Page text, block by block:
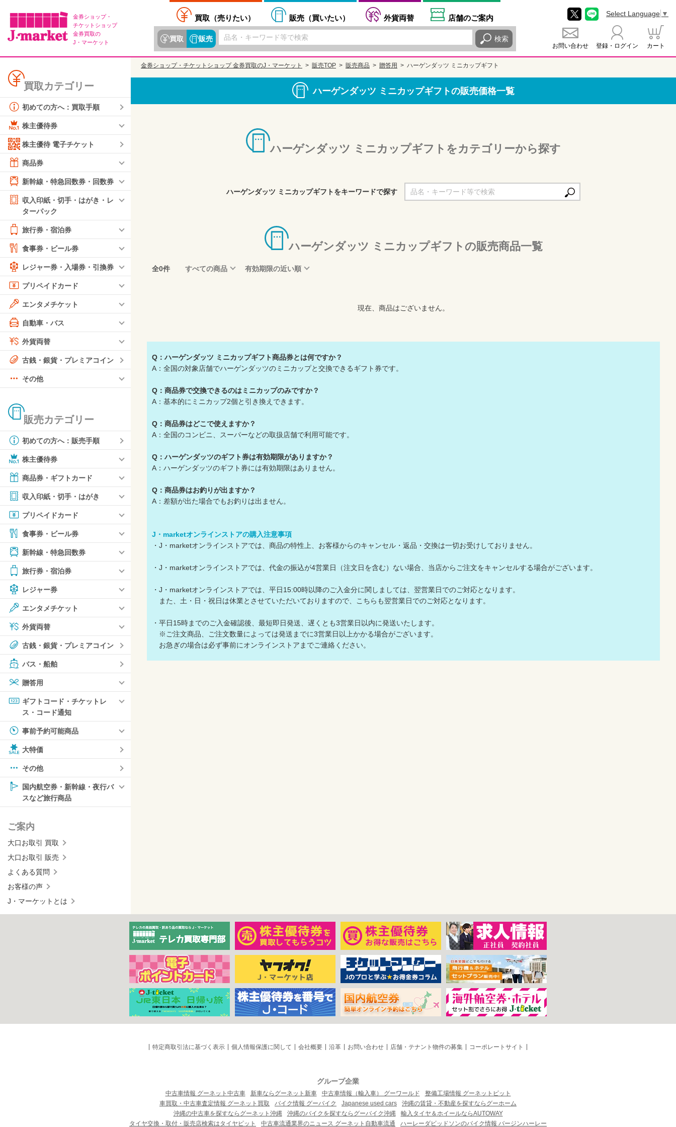
金券ショップ・
チケットショップ
金券買取の
J・マーケット
買取（売りたい） 販売（買いたい） 外貨両替 店舗のご案内
買取 販売 検索
お問い合わせ 登録・ログイン カート
Select Language ▼
買取カテゴリー
初めての方へ：買取手順
株主優待券
株主優待 電子チケット
商品券
新幹線・特急回数券・回数券
収入印紙・切手・はがき・レ
ターパック
旅行券・宿泊券
食事券・ビール券
レジャー券・入場券・引換券
プリペイドカード
エンタメチケット
自動車・バス
外貨両替
古銭・銀貨・プレミアコイン
その他
販売カテゴリー
初めての方へ：販売手順
株主優待券
商品券・ギフトカード
収入印紙・切手・はがき
プリペイドカード
食事券・ビール券
新幹線・特急回数券
旅行券・宿泊券
レジャー券
エンタメチケット
外貨両替
古銭・銀貨・プレミアコイン
バス・船舶
贈答用
ギフトコード・チケットレ
ス・コード通知
事前予約可能商品
大特価
その他
国内航空券・新幹線・夜行バ
スなど旅行商品
ご案内
大口お取引 買取
大口お取引 販売
よくある質問
お客様の声
J・マーケットとは
金券ショップ・チケットショップ 金券買取のJ・マーケット 販売TOP 販売商品 贈答用 ハーゲンダッツ ミニカップギフト
ハーゲンダッツ ミニカップギフトの販売価格一覧
ハーゲンダッツ ミニカップギフトをカテゴリーから探す
ハーゲンダッツ ミニカップギフトをキーワードで探す
ハーゲンダッツ ミニカップギフトの販売商品一覧
全0件 すべての商品 有効期限の近い順
現在、商品はございません。
Q：ハーゲンダッツ ミニカップギフト商品券とは何ですか？
A：全国の対象店舗でハーゲンダッツのミニカップと交換できるギフト券です。
Q：商品券で交換できるのはミニカップのみですか？
A：基本的にミニカップ2個と引き換えできます。
Q：商品券はどこで使えますか？
A：全国のコンビニ、スーパーなどの取扱店舗で利用可能です。
Q：ハーゲンダッツのギフト券は有効期限がありますか？
A：ハーゲンダッツのギフト券には有効期限はありません。
Q：商品券はお釣りが出ますか？
A：差額が出た場合でもお釣りは出ません。
J・marketオンラインストアの購入注意事項
・J・marketオンラインストアでは、商品の特性上、お客様からのキャンセル・返品・交換は一切お受けしておりません。
・J・marketオンラインストアでは、代金の振込が4営業日（注文日を含む）ない場合、当店からご注文をキャンセルする場合がございます。
・J・marketオンラインストアでは、平日15:00時以降のご入金分に関しましては、翌営業日でのご対応となります。
また、土・日・祝日は休業とさせていただいておりますので、こちらも翌営業日でのご対応となります。
・平日15時までのご入金確認後、最短即日発送、遅くとも3営業日以内に発送いたします。
※ご注文商品、ご注文数量によっては発送までに3営業日以上かかる場合がございます。
お急ぎの場合は必ず事前にオンラインストアまでご連絡ください。
特定商取引法に基づく表示 個人情報保護に関して 会社概要 沿革 お問い合わせ 店舗・テナント物件の募集 コーポレートサイト
グループ企業
中古車情報 グーネット中古車 新車ならグーネット新車 中古車情報（輸入車） グーワールド
整備工場情報 グーネットピット
車買取・中古車査定情報 グーネット買取
バイク情報 グーバイク Japanese used cars
沖縄の賃貸・不動産を探すならグーホーム
沖縄の中古車を探すならグーネット沖縄
沖縄のバイクを探すならグーバイク沖縄
輸入タイヤ＆ホイールならAUTOWAY
タイヤ交換・取付・販売店検索はタイヤピット
中古車流通業界のニュース グーネット自動車流通 ハーレーダビッドソンのバイク情報 バージンハーレー